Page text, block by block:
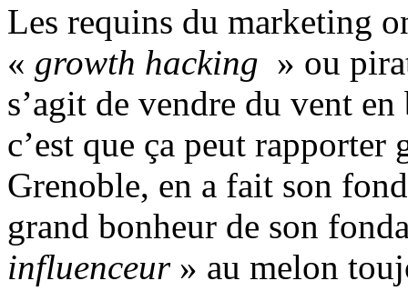
Les requins du marketing
« growth hacking » ou
s’agit de vendre du vent
c’est que ça peut
Grenoble, en a fait son
grand bonheur de son
influenceur» au melon